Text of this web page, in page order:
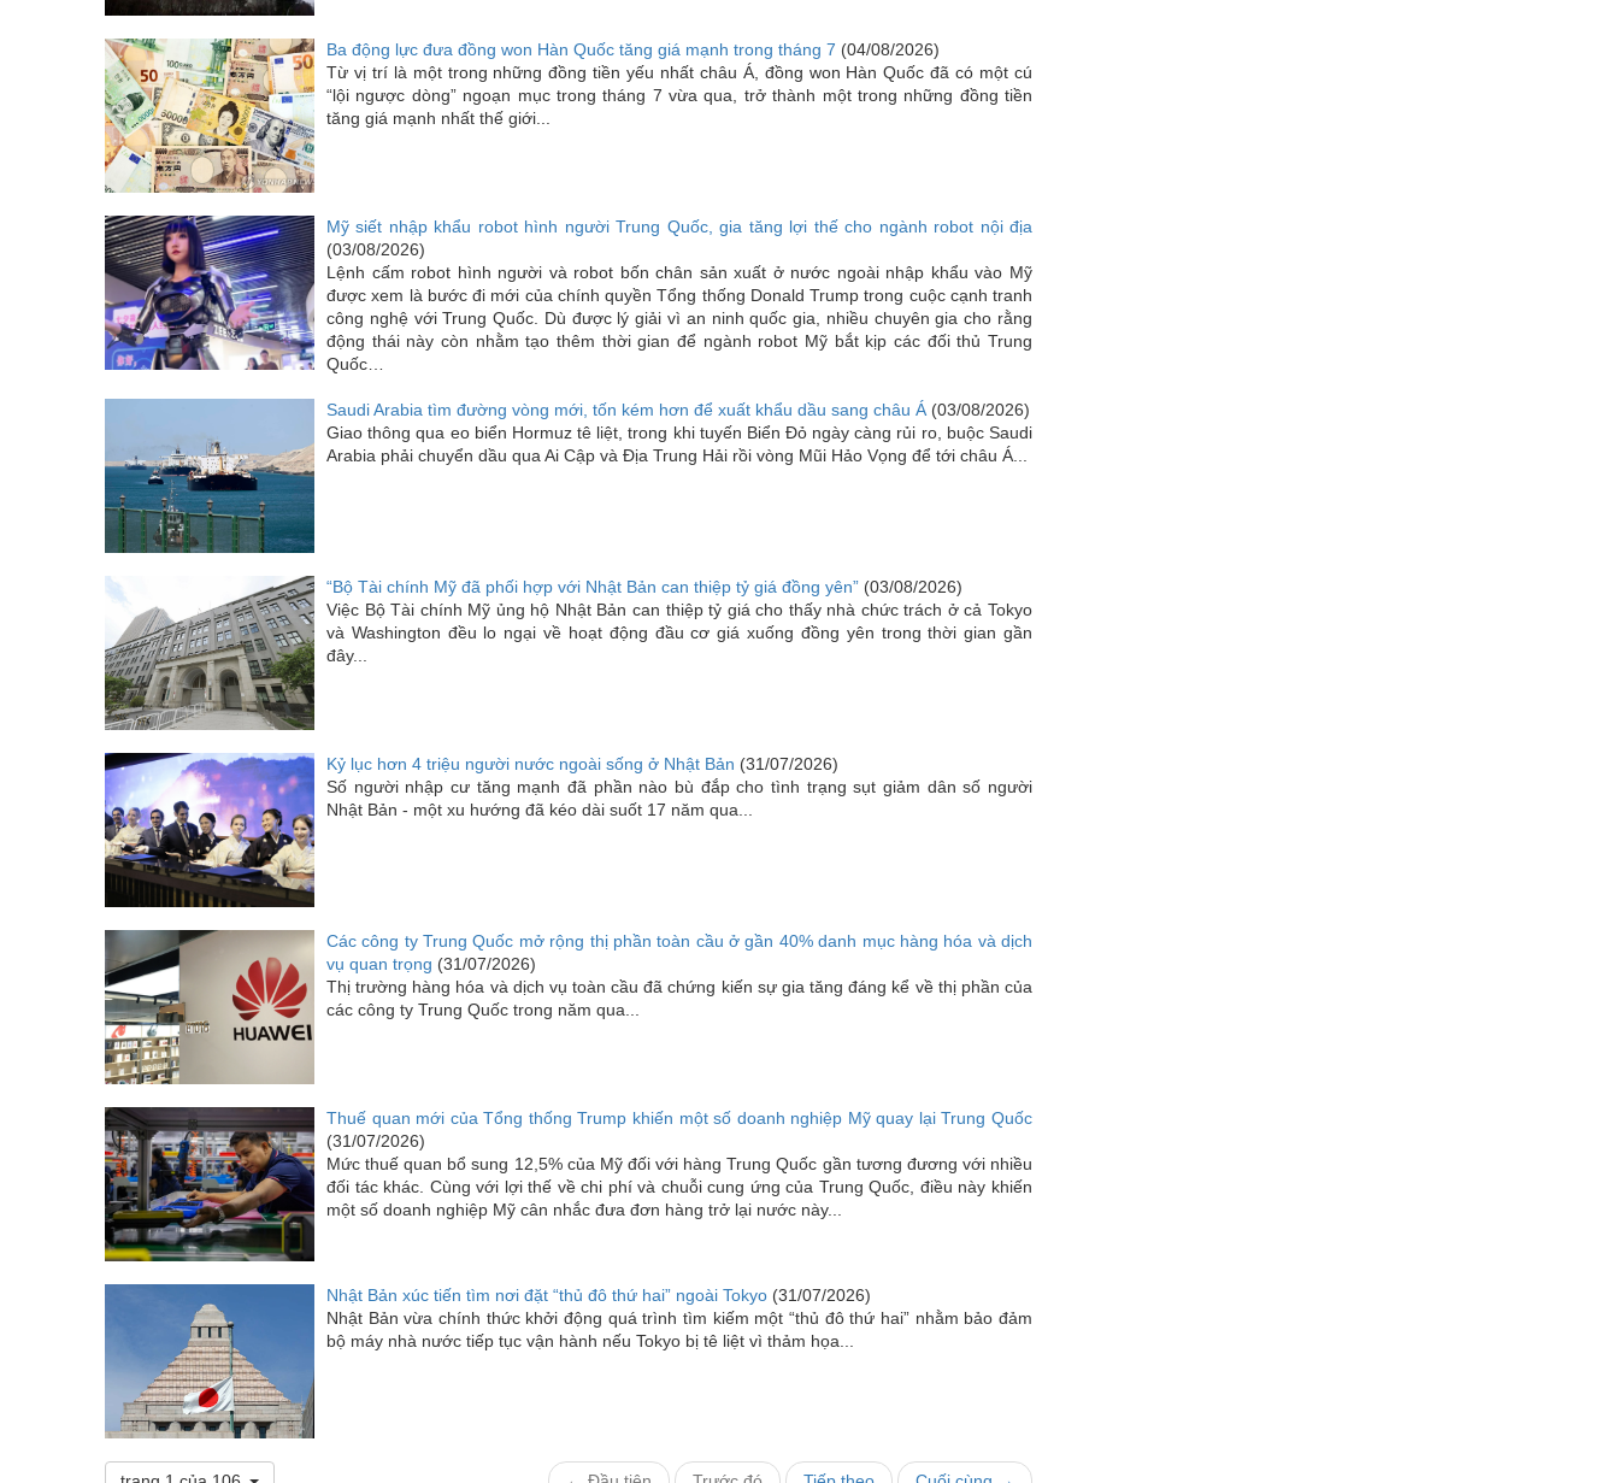
Ba động lực đưa đồng won Hàn Quốc tăng giá mạnh trong tháng 7 (04/08/2026)
Từ vị trí là một trong những đồng tiền yếu nhất châu Á, đồng won Hàn Quốc đã có một cú
“lội ngược dòng” ngoạn mục trong tháng 7 vừa qua, trở thành một trong những đồng tiền
tăng giá mạnh nhất thế giới...
Mỹ siết nhập khẩu robot hình người Trung Quốc, gia tăng lợi thế cho ngành robot nội địa
(03/08/2026)
Lệnh cấm robot hình người và robot bốn chân sản xuất ở nước ngoài nhập khẩu vào Mỹ
được xem là bước đi mới của chính quyền Tổng thống Donald Trump trong cuộc cạnh tranh
công nghệ với Trung Quốc. Dù được lý giải vì an ninh quốc gia, nhiều chuyên gia cho rằng
động thái này còn nhằm tạo thêm thời gian để ngành robot Mỹ bắt kịp các đối thủ Trung
Quốc…
Saudi Arabia tìm đường vòng mới, tốn kém hơn để xuất khẩu dầu sang châu Á (03/08/2026)
Giao thông qua eo biển Hormuz tê liệt, trong khi tuyến Biển Đỏ ngày càng rủi ro, buộc Saudi
Arabia phải chuyển dầu qua Ai Cập và Địa Trung Hải rồi vòng Mũi Hảo Vọng để tới châu Á...
“Bộ Tài chính Mỹ đã phối hợp với Nhật Bản can thiệp tỷ giá đồng yên” (03/08/2026)
Việc Bộ Tài chính Mỹ ủng hộ Nhật Bản can thiệp tỷ giá cho thấy nhà chức trách ở cả Tokyo
và Washington đều lo ngại về hoạt động đầu cơ giá xuống đồng yên trong thời gian gần
đây...
Kỷ lục hơn 4 triệu người nước ngoài sống ở Nhật Bản (31/07/2026)
Số người nhập cư tăng mạnh đã phần nào bù đắp cho tình trạng sụt giảm dân số người
Nhật Bản - một xu hướng đã kéo dài suốt 17 năm qua...
Các công ty Trung Quốc mở rộng thị phần toàn cầu ở gần 40% danh mục hàng hóa và dịch
vụ quan trọng (31/07/2026)
Thị trường hàng hóa và dịch vụ toàn cầu đã chứng kiến sự gia tăng đáng kể về thị phần của
các công ty Trung Quốc trong năm qua...
Thuế quan mới của Tổng thống Trump khiến một số doanh nghiệp Mỹ quay lại Trung Quốc
(31/07/2026)
Mức thuế quan bổ sung 12,5% của Mỹ đối với hàng Trung Quốc gần tương đương với nhiều
đối tác khác. Cùng với lợi thế về chi phí và chuỗi cung ứng của Trung Quốc, điều này khiến
một số doanh nghiệp Mỹ cân nhắc đưa đơn hàng trở lại nước này...
Nhật Bản xúc tiến tìm nơi đặt “thủ đô thứ hai” ngoài Tokyo (31/07/2026)
Nhật Bản vừa chính thức khởi động quá trình tìm kiếm một “thủ đô thứ hai” nhằm bảo đảm
bộ máy nhà nước tiếp tục vận hành nếu Tokyo bị tê liệt vì thảm họa...